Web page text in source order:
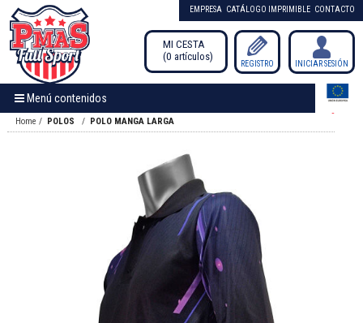
REGISTRO INICIAR SESIÓN
MI CESTA
0 artículos
EMPRESA CATÁLOGO IMPRIMIBLE CONTACTO
Menú contenidos
Home POLOS POLO MANGA LARGA